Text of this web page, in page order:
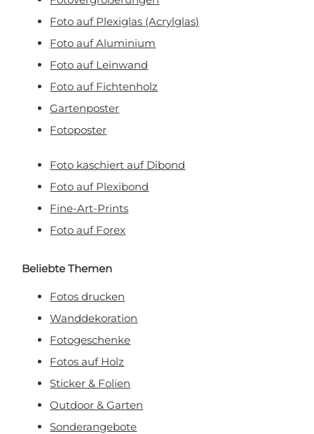
Foto auf Plexiglas (Acrylglas)
Foto auf Aluminium
Foto auf Leinwand
Foto auf Fichtenholz
Gartenposter
Fotoposter
Foto kaschiert auf Dibond
Foto auf Plexibond
Fine-Art-Prints
Foto auf Forex
Beliebte Themen
Fotos drucken
Wanddekoration
Fotogeschenke
Fotos auf Holz
Sticker & Folien
Outdoor & Garten
Sonderangebote
Mit Ihrer Anmeldung erklären Sie sich damit einverstanden, E-Mail-Marketing zu
erhalten.